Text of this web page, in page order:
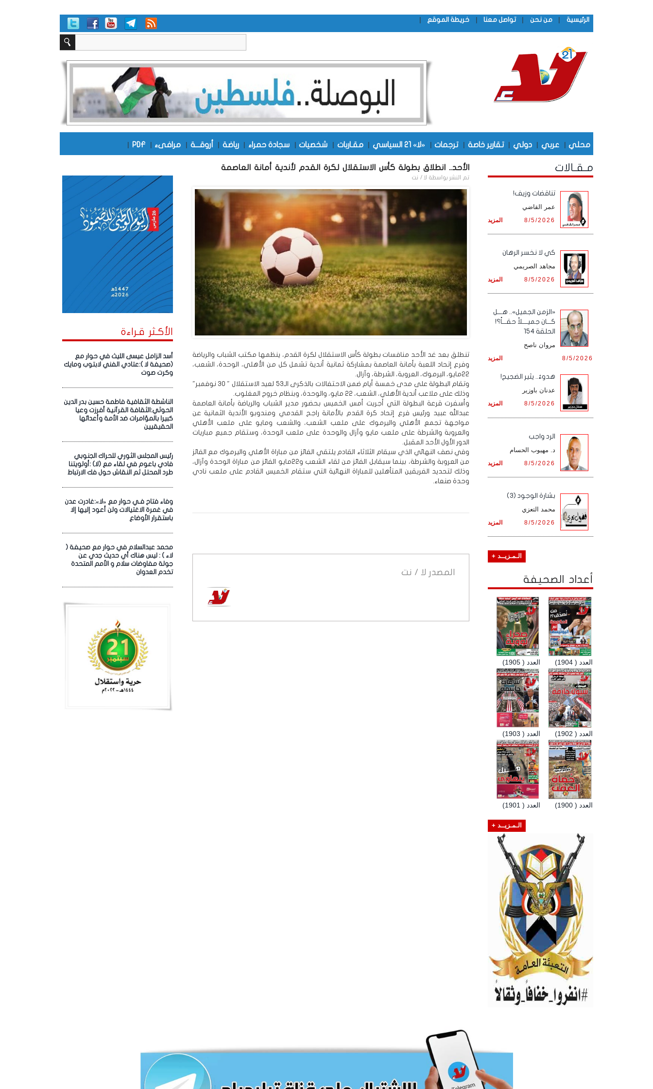
الرئيسية | من نحن | تواصل معنا | خريطة الموقع |
محلي | عربي | دولي | تقارير خاصة | ترجمات | «لا» 21 السياسي | مقـاربات | شخصيات | سجادة حمراء | رياضة | أروقـــة | مرافىء |
PDF
|
الأكـثر قـراءة
أسد الزامل عيسى الليث في حوار مع
(صحيفة لا ):عتادي الفني لابتوب ومايك
وكرت صوت
الناشطة الثقافية فاطمة حسين بدر الدين
الحوثي:الثقافة القرآنية أفرزت وعيا
كبيرا بالمؤامرات ضد الأمة وأعدائها
الحقيقيين
رئيس المجلس الثوري للحراك الجنوبي
فادي باعوم في لقاء مع (لا) :أولويتنا
طرد المحتل ثم النقاش حول فك الارتباط
وفاء فتاح فـي حوار مع «لا»:غادرت عدن
في غمرة الاغتيالات ولن أعود إليها إلا
باستقرار الأوضاع
محمد عبدالسلام في حوار مع صحيفة (
لاء ) : ليس هناك أي حديث جدي عن
جولة مفاوضات سلام و الأمم المتحدة
تخدم العدوان
الأحد.. انطلاق بطولة كأس الاستقلال لكرة القدم لأندية أمانة العاصمة
تم النشر بواسطة لا / نت
تنطلق بعد غد الأحد منافسات بطولة كأس الاستقلال لكرة القدم، ينظمها مكتب الشباب والرياضة
وفرع إتحاد اللعبة بأمانة العاصمة بمشاركة ثمانية أندية تشمل كل من الأهلي، الوحدة، الشعب،
22مايو، اليرموك، العروبة، الشرطة، وآزال.
وتقام البطولة على مدى خمسة أيام ضمن الاحتفالات بالذكرى الـ53 لعيد الاستقلال " 30 نوفمبر"
وذلك على ملاعب أندية الأهلي، الشعب، 22 مايو، والوحدة، وبنظام خروج المغلوب.
وأسفرت قرعة البطولة التي أجريت أمس الخميس بحضور مدير الشباب والرياضة بأمانة العاصمة
عبدالله عبيد ورئيس فرع إتحاد كرة القدم بالأمانة راجح القدمي ومندوبو الأندية الثمانية عن
مواجهة تجمع الأهلي واليرموك على ملعب الشعب، والشعب ومايو على ملعب الأهلي
والعروبة والشرطة على ملعب مايو وآزال والوحدة على ملعب الوحدة، وستقام جميع مباريات
الدور الأول الأحد المقبل.
وفي نصف النهائي الذي سيقام الثلاثاء القادم يلتقي الفائز من مباراة الأهلي واليرموك مع الفائز
من العروبة والشرطة، بينما سيقابل الفائز من لقاء الشعب و22مايو الفائز من مباراة الوحدة وآزال،
وذلك لتحديد الفريقين المتأهلين للمباراة النهائية التي ستقام الخميس القادم على ملعب نادي
وحدة صنعاء.
المصدر لا / نت
مـقـالات
تناقضات وزيف!
عمر القاضي
المزيد 8/5/2026
كي لا نخسر الرهان
مجاهد الصريمي
المزيد 8/5/2026
«الزمن الجميل».. هـــل
كـــان جميــــلاً حقـــاً؟!
الحلقة 154
مروان ناصح
المزيد 8/5/2026
هدوءٌ.. يثير الضجيج!
عدنان باوزير
المزيد 8/5/2026
الرد واجب
د. مهيوب الحسام
المزيد 8/5/2026
بشارة الوجود (3)
محمد التعزي
المزيد 8/5/2026
الـمـزيــد +
أعداد الصحيفة
العدد ( 1905) العدد ( 1904)
العدد ( 1903) العدد ( 1902)
العدد ( 1901) العدد ( 1900)
الـمـزيــد +